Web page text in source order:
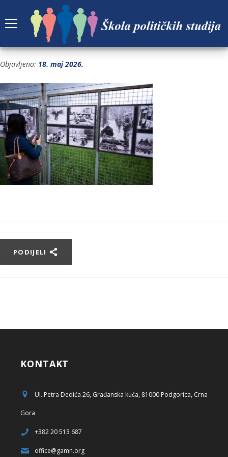
FOTO 8
Objavljeno: 18. maj 2026.
PODIJELI
KONTAKT
Ul. Petra Dedića 26, Građanska kuća, 81000 Podgorica, Crna
Gora
+382 20 513 687
office@gamn.org